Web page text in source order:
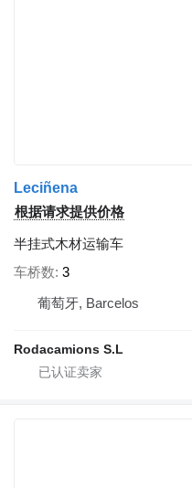
Leciñena
根据请求提供价格
半挂式木材运输车
车桥数 3
葡萄牙, Barcelos
Rodacamions S.L